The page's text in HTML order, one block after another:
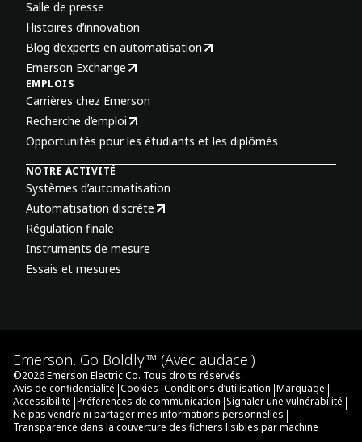
Salle de presse
Histoires d’innovation
Blog d’experts en automatisation
Emerson Exchange
EMPLOIS
Carrières chez Emerson
Recherche d’emploi
Opportunités pour les étudiants et les diplômés
NOTRE ACTIVITÉ
Systèmes d’automatisation
Automatisation discrète
Régulation finale
Instruments de mesure
Essais et mesures
Emerson. Go Boldly.™ (Avec audace.)
©2026Emerson Electric Co. Tous droits réservés.
Avis de confidentialité |Cookies |Conditions d’utilisation |Marquage |
Accessibilité |Préférences de communication |Signaler une vulnérabilité |
Ne pas vendre ni partager mes informations personnelles |
Transparence dans la couverture des fichiers lisibles par machine